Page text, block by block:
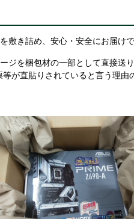
き詰め、安心・安全にお届け
を梱包材の一部として直接送
が直貼りされていると言う理